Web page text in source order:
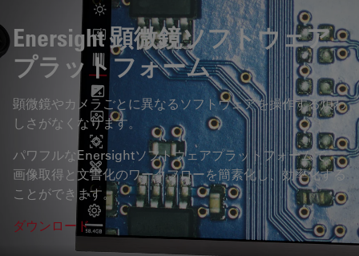
Enersight顕微鏡ソフトウェア
プラットフォーム
顕微鏡やカメラごとに異なるソフトウェアを操作する煩わ
しさがなくなります。
パワフルなEnersightソフトウェアプラットフォームで、
画像取得と文書化のワークフローを簡素化し、効率化する
ことができます。
ダウンロード